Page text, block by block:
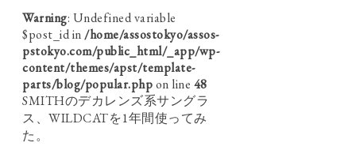
Warning: Undefined variable
$post_id in/home/assostokyo/assos-
pstokyo.com/public_html/_app/wp-
content/themes/apst/template-
parts/blog/popular.phpon line 48
SMITHのデカレンズ系サングラ
ス、WILDCATを1年間使ってみ
た。